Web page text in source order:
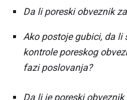
Da li poreski obveznik
Ako postoje gubici, da
kontrole poreskog
fazi poslovanja?
Da li je poreski